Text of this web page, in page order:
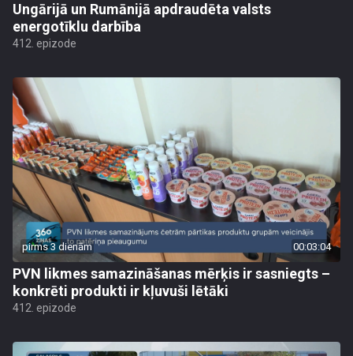
Ungārijā un Rumānijā apdraudēta valsts
energotīklu darbība
412. epizode
pirms 3 dienām 00:03:04
PVN likmes samazināšanas mērķis ir sasniegts –
konkrēti produkti ir kļuvuši lētāki
412. epizode